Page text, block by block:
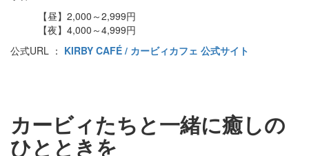
【昼】2,000～2,999円
【夜】4,000～4,999円
公式URL ： KIRBY CAFÉ / カービィカフェ 公式サイト
カービィたちと一緒に癒しの
ひとときを